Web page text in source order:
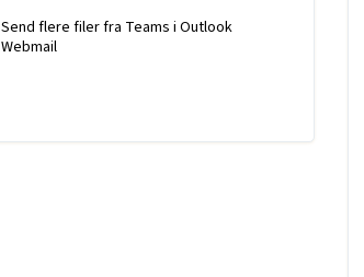
Send flere filer fra Teams i Outlook
Webmail